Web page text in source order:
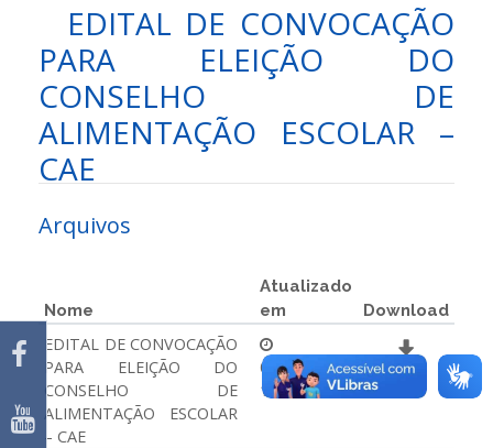
EDITAL DE CONVOCAÇÃO
PARA ELEIÇÃO DO
CONSELHO DE
ALIMENTAÇÃO ESCOLAR –
CAE
Arquivos
Nome
Atualizado
em
Download
EDITAL DE CONVOCAÇÃO
PARA ELEIÇÃO DO
CONSELHO DE
ALIMENTAÇÃO ESCOLAR
– CAE
09/04/2026
19:00:00